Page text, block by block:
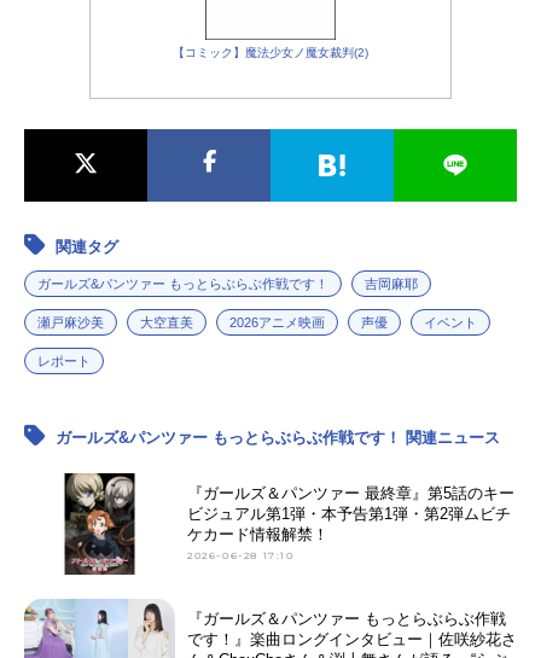
【コミック】魔法少女ノ魔女裁判(2)
関連タグ
ガールズ&パンツァー もっとらぶらぶ作戦です！ 吉岡麻耶
瀬戸麻沙美 大空直美 2026アニメ映画 声優 イベント
レポート
ガールズ&パンツァー もっとらぶらぶ作戦です！ 関連ニュース
『ガールズ＆パンツァー 最終章』第5話のキー
ビジュアル第1弾・本予告第1弾・第2弾ムビチ
ケカード情報解禁！
2026-06-28 17:10
『ガールズ＆パンツァー もっとらぶらぶ作戦
です！』楽曲ロングインタビュー｜佐咲紗花さ